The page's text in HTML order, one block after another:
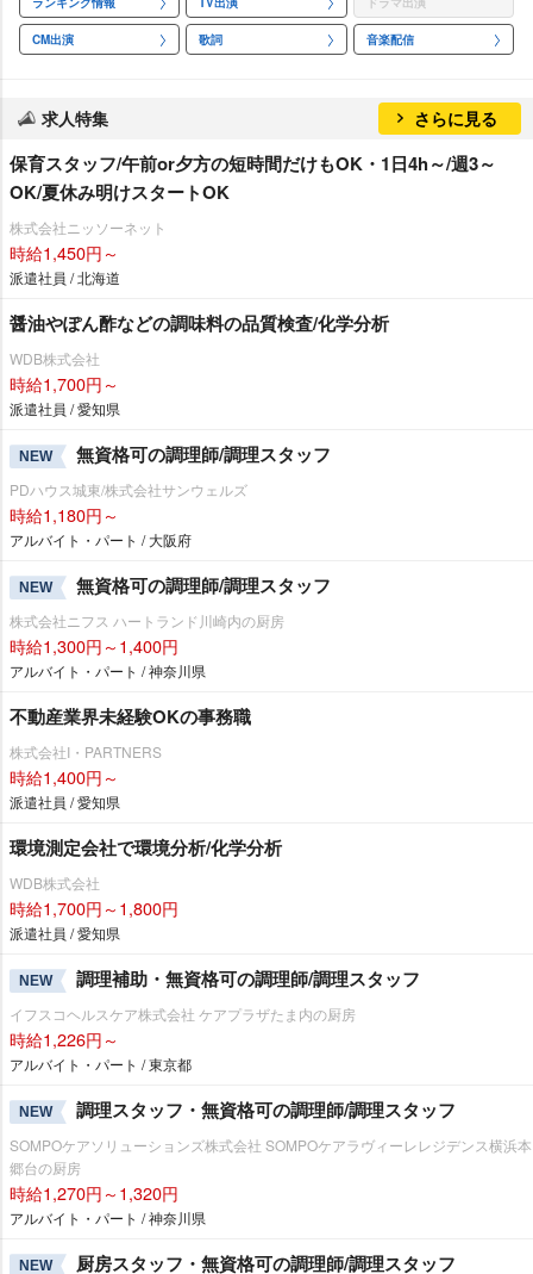
CM出演 歌詞 音楽配信
求人特集 さらに見る
保育スタッフ/午前or夕方の短時間だけもOK・1日4h～/週3～
OK/夏休み明けスタートOK
株式会社ニッソーネット
時給1,450円～
派遣社員 / 北海道
醤油やぽん酢などの調味料の品質検査/化学分析
WDB株式会社
時給1,700円～
派遣社員 / 愛知県
NEW 無資格可の調理師/調理スタッフ
PDハウス城東/株式会社サンウェルズ
時給1,180円～
アルバイト・パート / 大阪府
NEW 無資格可の調理師/調理スタッフ
株式会社ニフス ハートランド川崎内の厨房
時給1,300円～1,400円
アルバイト・パート / 神奈川県
不動産業界未経験OKの事務職
株式会社I・PARTNERS
時給1,400円～
派遣社員 / 愛知県
環境測定会社で環境分析/化学分析
WDB株式会社
時給1,700円～1,800円
派遣社員 / 愛知県
NEW 調理補助・無資格可の調理師/調理スタッフ
イフスコヘルスケア株式会社 ケアプラザたま内の厨房
時給1,226円～
アルバイト・パート / 東京都
NEW 調理スタッフ・無資格可の調理師/調理スタッフ
SOMPOケアソリューションズ株式会社 SOMPOケアラヴィーレレジデンス横浜本
郷台の厨房
時給1,270円～1,320円
アルバイト・パート / 神奈川県
NEW 厨房スタッフ・無資格可の調理師/調理スタッフ